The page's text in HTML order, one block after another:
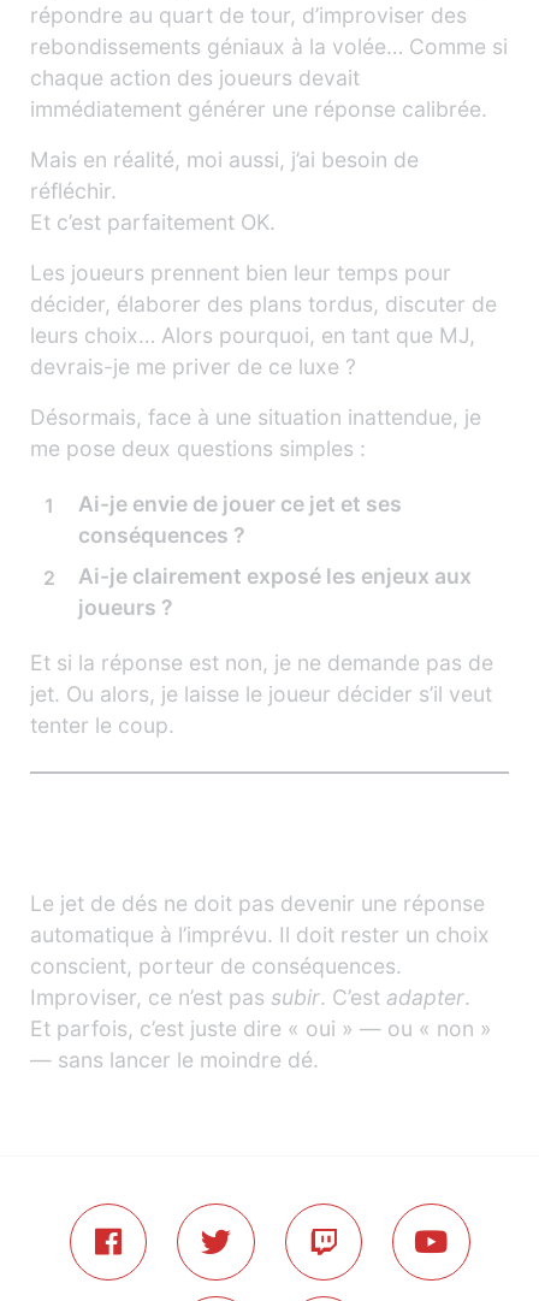
répondre au quart de tour, d’improviser des
rebondissements géniaux à la volée… Comme si
chaque action des joueurs devait
immédiatement générer une réponse calibrée.
Mais en réalité, moi aussi, j’ai besoin de
réfléchir.
Et c’est parfaitement OK.
Les joueurs prennent bien leur temps pour
décider, élaborer des plans tordus, discuter de
leurs choix… Alors pourquoi, en tant que MJ,
devrais-je me priver de ce luxe ?
Désormais, face à une situation inattendue, je
me pose deux questions simples :
Ai-je envie de jouer ce jet et ses
conséquences ?
Ai-je clairement exposé les enjeux aux
joueurs ?
Et si la réponse est non, je ne demande pas de
jet. Ou alors, je laisse le joueur décider s’il veut
tenter le coup.
Le jet de dés ne doit pas devenir une réponse
automatique à l’imprévu. Il doit rester un choix
conscient, porteur de conséquences.
Improviser, ce n’est pas subir. C’est adapter.
Et parfois, c’est juste dire « oui » — ou « non »
— sans lancer le moindre dé.